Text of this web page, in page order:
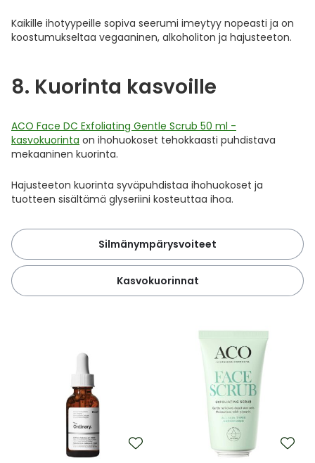
Kaikille ihotyypeille sopiva seerumi imeytyy nopeasti ja on
koostumukseltaa vegaaninen, alkoholiton ja hajusteeton.
8. Kuorinta kasvoille
ACO Face DC Exfoliating Gentle Scrub 50 ml -
kasvokuorinta on ihohuokoset tehokkaasti puhdistava
mekaaninen kuorinta.
Hajusteeton kuorinta syväpuhdistaa ihohuokoset ja
tuotteen sisältämä glyseriini kosteuttaa ihoa.
Silmänympärysvoiteet
Kasvokuorinnat